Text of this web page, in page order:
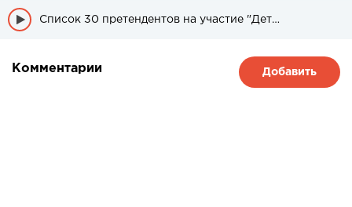
Список 30 претендентов на участие "Детский Евровидение" из Казахстана
Комментарии Добавить